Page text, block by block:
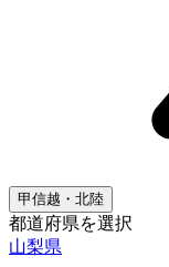
甲信越・北陸
都道府県を選択
山梨県